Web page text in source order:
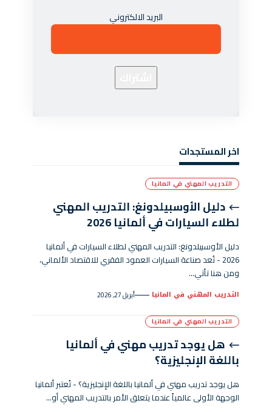
البريد الالكتروني
اخر المستجدات
التدريب المهني في المانيا
دليل الأوسبيلدونغ: التدريب المهني
لطلاء السيارات في ألمانيا 2026
دليل الأوسبيلدونغ: التدريب المهني لطلاء السيارات في ألمانيا
2026 - تُعد صناعة السيارات العمود الفقري للاقتصاد الألماني،
ومن هنا تأتي…
التدريب المهني في المانيا أبريل 27, 2026
التدريب المهني في المانيا
هل يوجد تدريب مهني في ألمانيا
باللغة الإنجليزية؟
هل يوجد تدريب مهني في ألمانيا باللغة الإنجليزية؟ - تُعتبر ألمانيا
الوجهة الأولى عالمياً عندما يتعلق الأمر بالتدريب المهني أو…